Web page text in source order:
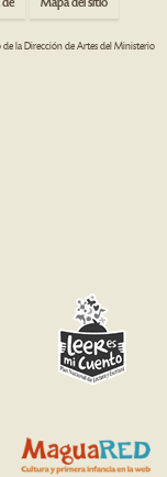
de la Dirección de Artes del Ministerio